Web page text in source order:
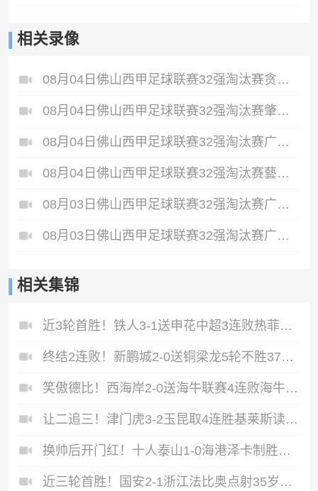
相关录像
08月04日佛山西甲足球联赛32强淘汰赛贪玩游戏VS美的薪火全场录像
08月04日佛山西甲足球联赛32强淘汰赛肇庆恒骏成VS三七互娱全场录像
08月04日佛山西甲足球联赛32强淘汰赛广东西南建设VS香港圣徒全场录像
08月04日佛山西甲足球联赛32强淘汰赛藝品高國際VS湛江狂狼·粵辉能源全场录像
08月03日佛山西甲足球联赛32强淘汰赛广东客家青年VS广州英华思力U17全场录像
08月03日佛山西甲足球联赛32强淘汰赛广州蜀地红VS广州戴拿模全场录像
相关集锦
近3轮首胜！铁人3-1送申花中超3连败热菲尼奥双响邦本宜裕传射
终结2连败！新鹏城2-0送铜梁龙5轮不胜37岁姜至鹏破门韦斯利建功
笑傲德比！西海岸2-0送海牛联赛4连败海牛仍垫底西海岸升至第二
让二追三！津门虎3-2玉昆取4连胜基莱斯读秒绝杀萨尔瓦多破门
换帅后开门红！十人泰山1-0海港泽卡制胜于金永扑点海港三球被吹
近三轮首胜！国安2-1浙江法比奥点射35岁张稀哲制胜王钰栋送助攻